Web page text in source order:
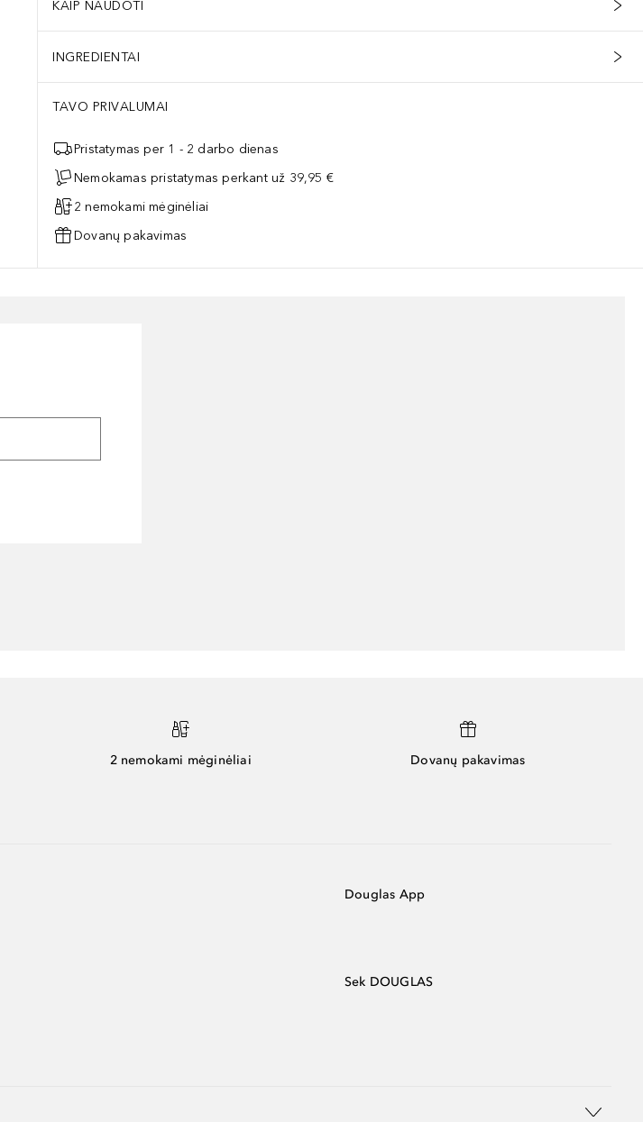
KAIP NAUDOTI
INGREDIENTAI
TAVO PRIVALUMAI
Pristatymas per 1 - 2 darbo dienas
Nemokamas pristatymas perkant už 39,95 €
2 nemokami mėginėliai
Dovanų pakavimas
2 nemokami mėginėliai Dovanų pakavimas
Douglas App
Sek DOUGLAS